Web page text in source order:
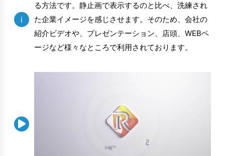
i
る方法です。静止画で表示するのと比べ、洗練され
た企業イメージを感じさせます。そのため、会社の
紹介ビデオや、プレゼンテーション、店頭、WEBペ
ージなど様々なところで利用されております。
